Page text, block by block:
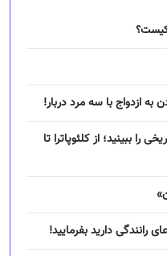
کیست؟
به ازدواج با سه مرد دربار!
ببینید؛ از کلئوپاترا تا